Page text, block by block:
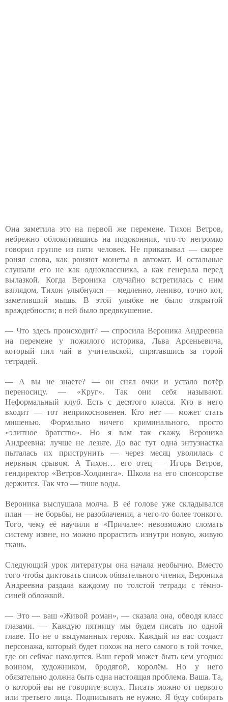
Она заметила это на первой же перемене. Тихон Ветров,
небрежно облокотившись на подоконник, что-то негромко
говорил группе из пяти человек. Не приказывал — скорее
ронял слова, как роняют монеты в автомат. И остальные
слушали его не как одноклассника, а как генерала перед
вылазкой. Когда Вероника случайно встретилась с ним
взглядом, Тихон улыбнулся — медленно, лениво, точно кот,
заметивший мышь. В этой улыбке не было открытой
враждебности; в ней было предвкушение.
— Что здесь происходит? — спросила Вероника Андреевна
на перемене у пожилого историка, Льва Арсеньевича,
который пил чай в учительской, спрятавшись за горой
тетрадей.
— А вы не знаете? — он снял очки и устало потёр
переносицу. — «Круг». Так они себя называют.
Неформальный клуб. Есть с десятого класса. Кто в него
входит — тот неприкосновенен. Кто нет — может стать
мишенью. Формально ничего криминального, просто
«элитное братство». Но я вам так скажу, Вероника
Андреевна: лучше не лезьте. До вас тут одна энтузиастка
пыталась их приструнить — через месяц уволилась с
нервным срывом. А Тихон… его отец — Игорь Ветров,
гендиректор «Ветров-Холдинга». Школа на его спонсорстве
держится. Так что — тише воды.
Вероника выслушала молча. В её голове уже складывался
план — не борьбы, не разоблачения, а чего-то более тонкого.
Того, чему её научили в «Причале»: невозможно сломать
систему извне, но можно прорастить изнутри новую, живую
ткань.
Следующий урок литературы она начала необычно. Вместо
того чтобы диктовать список обязательного чтения, Вероника
Андреевна раздала каждому по толстой тетради с тёмно-
синей обложкой.
— Это — ваш «Живой роман», — сказала она, обводя класс
глазами. — Каждую пятницу мы будем писать по одной
главе. Но не о выдуманных героях. Каждый из вас создаст
персонажа, который будет похож на него самого в той точке,
где он сейчас находится. Ваш герой может быть кем угодно:
воином, художником, бродягой, королём. Но у него
обязательно должна быть одна настоящая проблема. Ваша. Та,
о которой вы не говорите вслух. Писать можно от первого
или третьего лица. Подписывать не нужно. Я буду собирать